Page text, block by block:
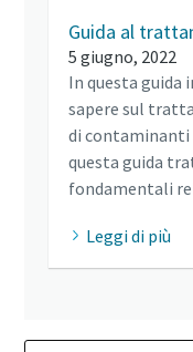
Guida al
5 giugno, 2022
In questa guida
sapere sul
di contaminanti
questa guida
fondamentali
Leggi di più